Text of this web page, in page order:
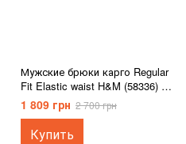
Мужские брюки карго Regular
Fit Elastic waist H&M (58336) S
Бежевые
1 809 грн 2 700 грн
Купить